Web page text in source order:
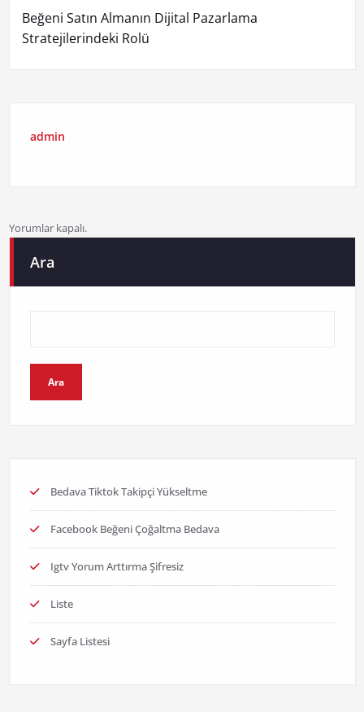
Beğeni Satın Almanın Dijital Pazarlama
Stratejilerindeki Rolü
admin
Yorumlar kapalı.
Ara
Ara
Bedava Tiktok Takipçi Yükseltme
Facebook Beğeni Çoğaltma Bedava
Igtv Yorum Arttırma Şifresiz
Liste
Sayfa Listesi